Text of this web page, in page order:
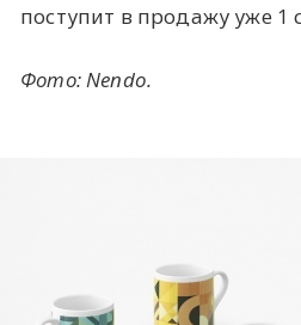
поступит в продажу уже 1
Фото: Nendo.